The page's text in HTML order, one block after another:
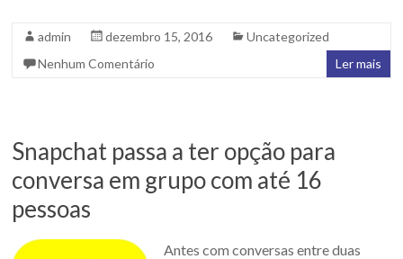
admin dezembro 15, 2016
Uncategorized
Nenhum Comentário
Ler mais
Snapchat passa a ter opção para
conversa em grupo com até 16
pessoas
Antes com conversas entre duas